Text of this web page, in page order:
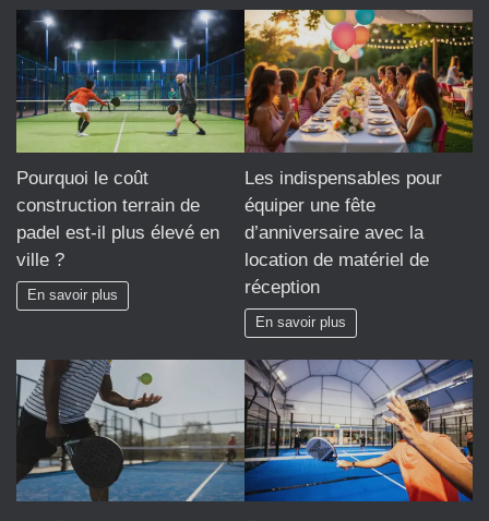
Pourquoi le coût
construction terrain de
padel est-il plus élevé en
ville ?
En savoir plus
Les indispensables pour
équiper une fête
d’anniversaire avec la
location de matériel de
réception
En savoir plus